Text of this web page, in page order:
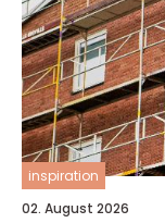
inspiration
02. August 2026